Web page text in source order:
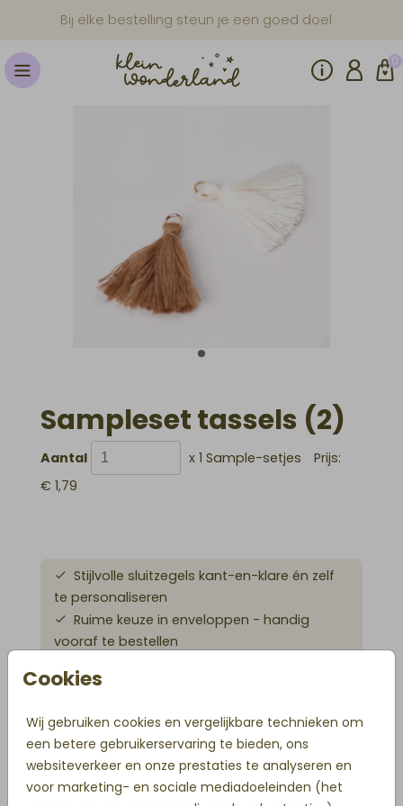
Bij elke bestelling steun je een goed doel
0
Cookies
Wij gebruiken cookies en vergelijkbare technieken om
een betere gebruikerservaring te bieden, ons
websiteverkeer en onze prestaties te analyseren en
voor marketing- en sociale mediadoeleinden (het
Sampleset tassels (2)
Aantal x 1 Sample-setjes
Prijs:
€ 1,79
Stijlvolle sluitzegels kant-en-klare én zelf
te personaliseren
Ruime keuze in enveloppen - handig
vooraf te bestellen
helemaal afmaken
OMSCHRIJVING